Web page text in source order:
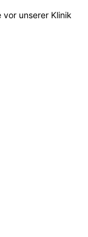
unserer Klinik